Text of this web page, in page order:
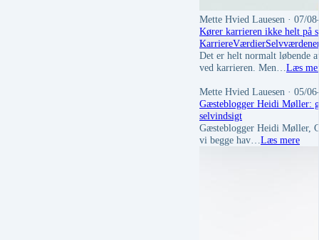
Mette Hvied Lauesen · 07/
Kører karrieren ikke helt på
KarriereVærdierSelvværd
Det er helt normalt løbende
ved karrieren. Men… Læs
Mette Hvied Lauesen · 05/
Gæsteblogger Heidi Møller:
selvindsigt
Gæsteblogger Heidi Møller,
vi begge hav… Læs mere